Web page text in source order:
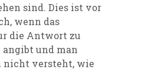
sind. Dies ist vor
wenn das
die Antwort zu
angibt und man
nicht versteht, wie